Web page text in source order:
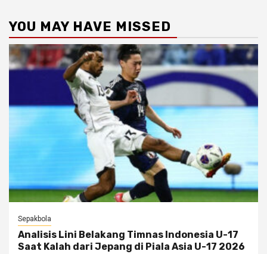
YOU MAY HAVE MISSED
Sepakbola
Analisis Lini Belakang Timnas Indonesia U-17
Saat Kalah dari Jepang di Piala Asia U-17 2026